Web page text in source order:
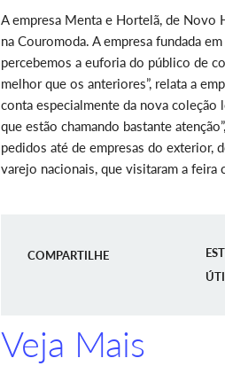
A empresa Menta e Hortelã, de Novo
na Couromoda. A empresa fundada
percebemos a euforia do público de
melhor que os anteriores”, relata a
conta especialmente da nova coleção
que estão chamando bastante
pedidos até de empresas do exterior,
varejo nacionais, que visitaram a feira
COMPARTILHE
Veja Mais